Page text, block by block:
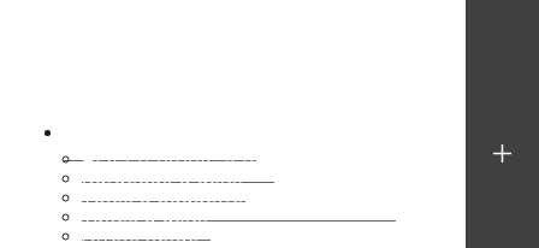
Acier à profilé léger
Bardeaux d’acier
Tôles à baguette (Traditionnelle)
Tuiles d’acier
Arrêts neige